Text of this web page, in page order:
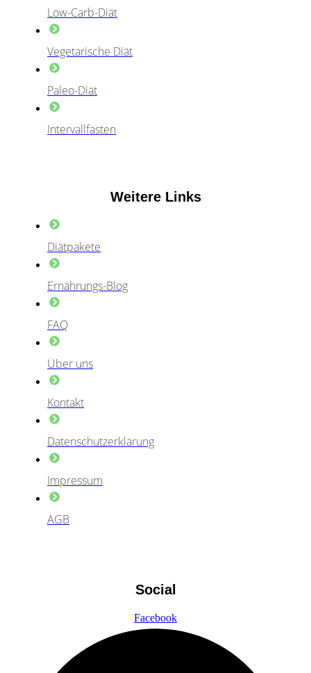
Low-Carb-Diät
Vegetarische Diät
Paleo-Diät
Intervallfasten
Weitere Links
Diätpakete
Ernährungs-Blog
FAQ
Über uns
Kontakt
Datenschutzerklärung
Impressum
AGB
Social
Facebook